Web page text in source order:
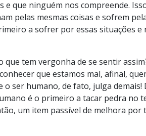
que ninguém nos compreende.
pelas mesmas coisas e sofrem
a sofrer por essas situações
que tem vergonha de se sentir
que estamos mal, afinal,
ser humano, de fato, julga
é o primeiro a tacar pedra no
um item passível de melhora por